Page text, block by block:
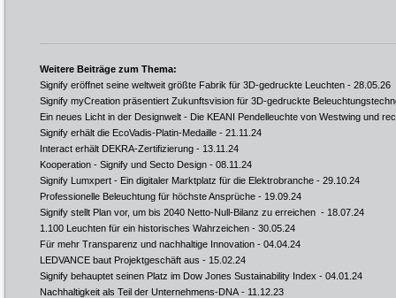
Weitere Beiträge zum Thema:
Signify eröffnet seine weltweit größte Fabrik für 3D-gedruckte Leuchten - 28.05.26
Signify myCreation präsentiert Zukunftsvision für 3D-gedruckte
Ein neues Licht in der Designwelt - Die KEANI Pendelleuchte von Westwing und
Signify erhält die EcoVadis-Platin-Medaille - 21.11.24
Interact erhält DEKRA-Zertifizierung - 13.11.24
Kooperation - Signify und Secto Design - 08.11.24
Signify Lumxpert - Ein digitaler Marktplatz für die Elektrobranche - 29.10.24
Professionelle Beleuchtung für höchste Ansprüche - 19.09.24
Signify stellt Plan vor, um bis 2040 Netto-Null-Bilanz zu erreichen - 18.07.24
1.100 Leuchten für ein historisches Wahrzeichen - 30.05.24
Für mehr Transparenz und nachhaltige Innovation - 04.04.24
LEDVANCE baut Projektgeschäft aus - 15.02.24
Signify behauptet seinen Platz im Dow Jones Sustainability Index - 04.01.24
Nachhaltigkeit als Teil der Unternehmens-DNA - 11.12.23